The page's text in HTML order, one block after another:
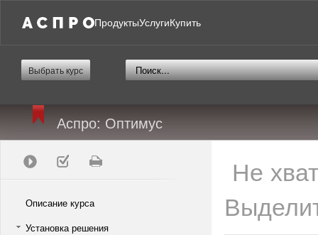
ПродуктыУслугиКупить
Выбрать курс
Аспро: Оптимус
Описание курса
Установка решения
Не